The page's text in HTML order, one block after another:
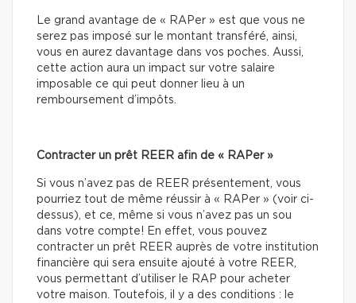
Le grand avantage de « RAPer » est que vous ne
serez pas imposé sur le montant transféré, ainsi,
vous en aurez davantage dans vos poches. Aussi,
cette action aura un impact sur votre salaire
imposable ce qui peut donner lieu à un
remboursement d’impôts.
Contracter un prêt REER afin de « RAPer »
Si vous n’avez pas de REER présentement, vous
pourriez tout de même réussir à « RAPer » (voir ci-
dessus), et ce, même si vous n’avez pas un sou
dans votre compte! En effet, vous pouvez
contracter un prêt REER auprès de votre institution
financière qui sera ensuite ajouté à votre REER,
vous permettant d’utiliser le RAP pour acheter
votre maison. Toutefois, il y a des conditions : le